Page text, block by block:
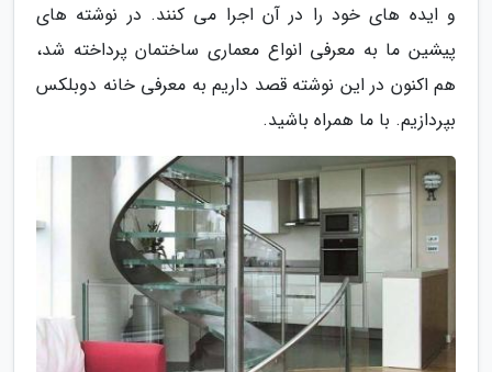
و ایده های خود را در آن اجرا می کنند. در نوشته های
پیشین ما به معرفی انواع معماری ساختمان پرداخته شد،
هم اکنون در این نوشته قصد داریم به معرفی خانه دوبلکس
بپردازیم. با ما همراه باشید.